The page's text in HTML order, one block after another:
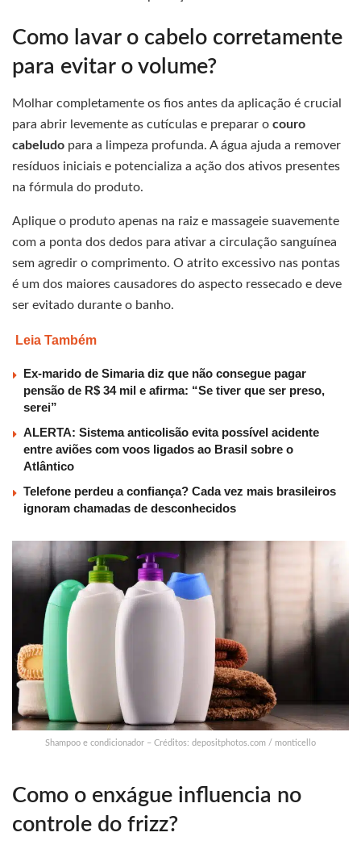
Como lavar o cabelo corretamente
para evitar o volume?
Molhar completamente os fios antes da aplicação é crucial
para abrir levemente as cutículas e preparar o couro
cabeludo para a limpeza profunda. A água ajuda a remover
resíduos iniciais e potencializa a ação dos ativos presentes
na fórmula do produto.
Aplique o produto apenas na raiz e massageie suavemente
com a ponta dos dedos para ativar a circulação sanguínea
sem agredir o comprimento. O atrito excessivo nas pontas
é um dos maiores causadores do aspecto ressecado e deve
ser evitado durante o banho.
Leia Também
Ex-marido de Simaria diz que não consegue pagar
pensão de R$ 34 mil e afirma: “Se tiver que ser preso,
serei”
ALERTA: Sistema anticolisão evita possível acidente
entre aviões com voos ligados ao Brasil sobre o
Atlântico
Telefone perdeu a confiança? Cada vez mais brasileiros
ignoram chamadas de desconhecidos
Shampoo e condicionador – Créditos: depositphotos.com / monticello
Como o enxágue influencia no
controle do frizz?